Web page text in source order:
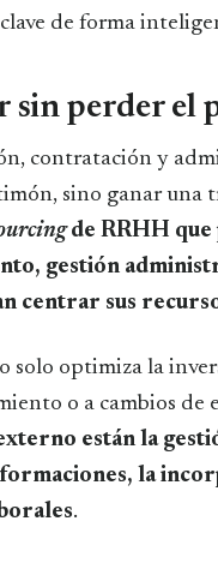
de forma
perder el
contratación y
sino ganar una
de RRHH que
gestión
centrar sus
solo optimiza la
o a cambios de
están la
la
.